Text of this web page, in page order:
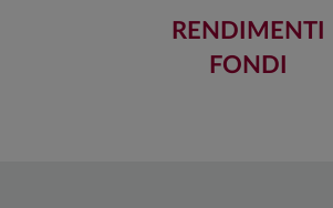
RENDIMENTI
FONDI